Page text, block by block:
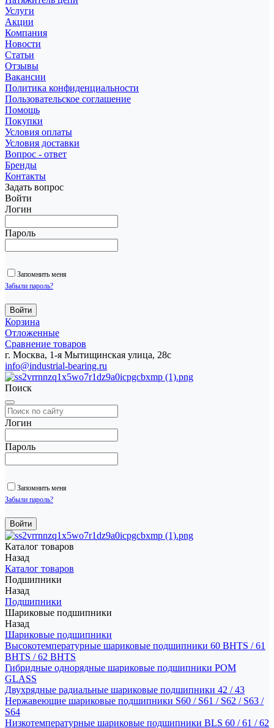
Услуги
Акции
Компания
Новости
Статьи
Отзывы
Вакансии
Политика конфиденциальности
Пользовательское соглашение
Помощь
Покупки
Условия оплаты
Условия доставки
Вопрос - ответ
Бренды
Контакты
Задать вопрос
Войти
Логин
Пароль
Запомнить меня
Забыли пароль?
Корзина
Отложенные
Сравнение товаров
г. Москва, 1-я Мытищинская улица, 28с
info@industrial-bearing.ru
Поиск
Логин
Пароль
Запомнить меня
Забыли пароль?
Каталог товаров
Назад
Каталог товаров
Подшипники
Назад
Подшипники
Шариковые подшипники
Назад
Шариковые подшипники
Высокотемпературные шариковые подшипники 60 BHTS / 61
BHTS / 62 BHTS
Гибридные однорядные шариковые подшипники POM
GLASS
Двухрядные радиальные шариковые подшипники 42 / 43
Нержавеющие шариковые подшипники S60 / S61 / S62 / S63 /
S64
Низкотемпературные шариковые подшипники BLS 60 / 61 / 62